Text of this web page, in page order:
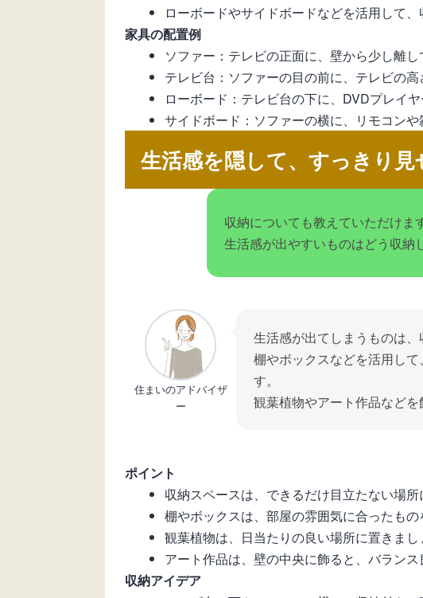
ローボードやサイドボードなどを活用して、
家具の配置例
ソファー：テレビの正面に、壁から少し離し
テレビ台：ソファーの目の前に、テレビの高
ローボード：テレビ台の下に、DVDプレイ
サイドボード：ソファーの横に、リモコンや
生活感を隠して、すっきり見
収納についても教えていただけま
生活感が出やすいものはどう収納
住まいのアドバイザ
ー
生活感が出てしまうものは、
棚やボックスなどを活用し
す。
観葉植物やアート作品など
ポイント
収納スペースは、できるだけ目立たない場所
棚やボックスは、部屋の雰囲気に合ったもの
観葉植物は、日当たりの良い場所に置きまし
アート作品は、壁の中央に飾ると、バランス
収納アイデア